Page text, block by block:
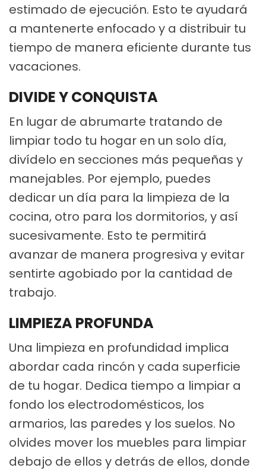
estimado de ejecución. Esto te ayudará
a mantenerte enfocado y a distribuir tu
tiempo de manera eficiente durante tus
vacaciones.
DIVIDE Y CONQUISTA
En lugar de abrumarte tratando de
limpiar todo tu hogar en un solo día,
divídelo en secciones más pequeñas y
manejables. Por ejemplo, puedes
dedicar un día para la limpieza de la
cocina, otro para los dormitorios, y así
sucesivamente. Esto te permitirá
avanzar de manera progresiva y evitar
sentirte agobiado por la cantidad de
trabajo.
LIMPIEZA PROFUNDA
Una limpieza en profundidad implica
abordar cada rincón y cada superficie
de tu hogar. Dedica tiempo a limpiar a
fondo los electrodomésticos, los
armarios, las paredes y los suelos. No
olvides mover los muebles para limpiar
debajo de ellos y detrás de ellos, donde